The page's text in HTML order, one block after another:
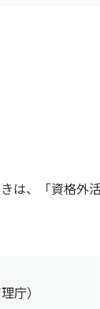
は、「資格外
庁）